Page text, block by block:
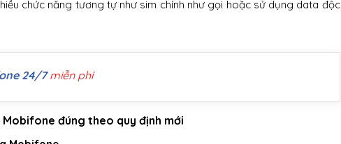
chức năng tương tự như sim chính như gọi hoặc sử dụng data độc
24/7miễn phí
đúng theo quy định mới